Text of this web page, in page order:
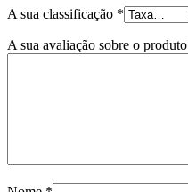
A sua classificação *
A sua avaliação sobre o produto